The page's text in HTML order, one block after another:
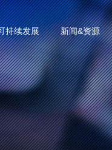
持续发展 新闻&资源